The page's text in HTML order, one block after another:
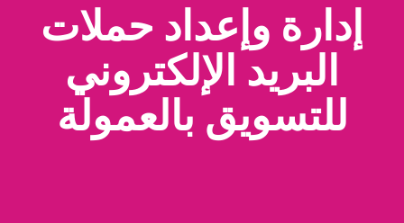
إدارة وإعداد حملات
البريد الإلكتروني
للتسويق بالعمولة